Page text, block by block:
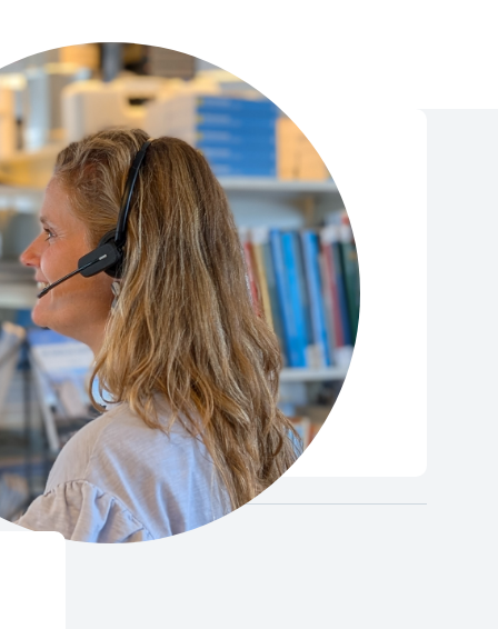
ter kleurindicatie en kan niet gebruikt worden als